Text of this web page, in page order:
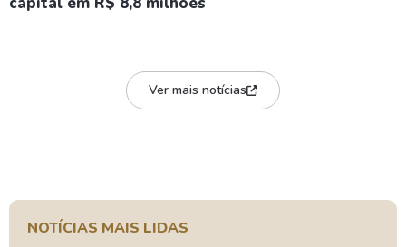
Ver mais notícias
NOTÍCIAS MAIS LIDAS